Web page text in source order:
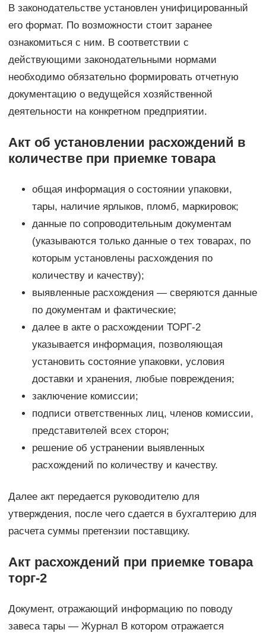
В законодательстве установлен унифицированный
его формат. По возможности стоит заранее
ознакомиться с ним. В соответствии с
действующими законодательными нормами
необходимо обязательно формировать отчетную
документацию о ведущейся хозяйственной
деятельности на конкретном предприятии.
Акт об установлении расхождений в
количестве при приемке товара
общая информация о состоянии упаковки,
тары, наличие ярлыков, пломб, маркировок;
данные по сопроводительным документам
(указываются только данные о тех товарах, по
которым установлены расхождения по
количеству и качеству);
выявленные расхождения — сверяются данные
по документам и фактические;
далее в акте о расхождении ТОРГ-2
указывается информация, позволяющая
установить состояние упаковки, условия
доставки и хранения, любые повреждения;
заключение комиссии;
подписи ответственных лиц, членов комиссии,
представителей всех сторон;
решение об устранении выявленных
расхождений по количеству и качеству.
Далее акт передается руководителю для
утверждения, после чего сдается в бухгалтерию для
расчета суммы претензии поставщику.
Акт расхождений при приемке товара
торг-2
Документ, отражающий информацию по поводу
завеса тары — Журнал В котором отражается